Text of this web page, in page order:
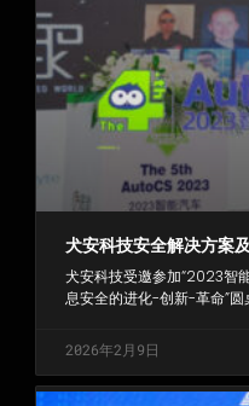
犬安科技安全解决方案
犬安科技受邀参加“2023智
息安全的进化-创新-革命”圆
2026年2月9日